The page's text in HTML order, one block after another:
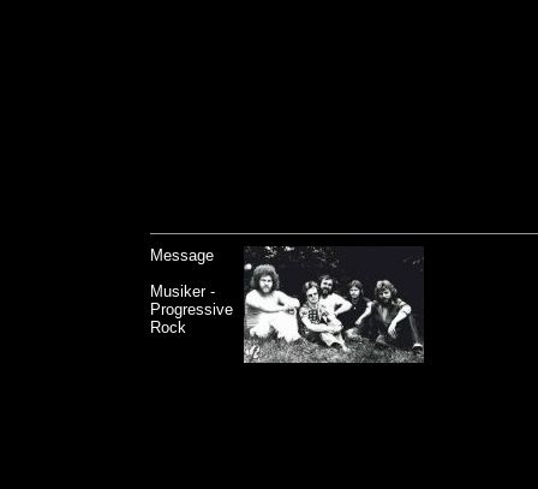
Message
Musiker -
Progressive
Rock